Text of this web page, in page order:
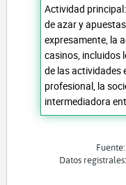
Actividad
de azar y
expresamente, la
casinos, incluidos
de las actividades
profesional, la
intermediadora
Datos